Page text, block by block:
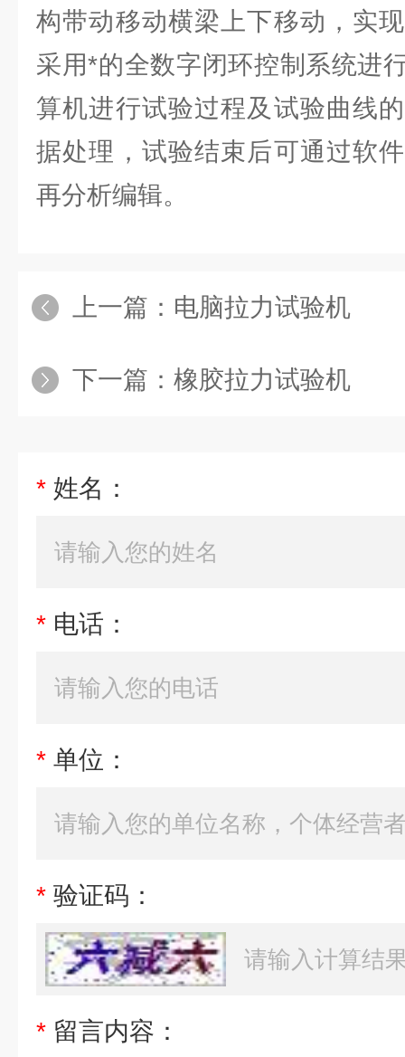
构带动移动横梁上下移动，实
采用*的全数字闭环控制系统进
算机进行试验过程及试验曲线
据处理，试验结束后可通过软
再分析编辑。
上一篇： 电脑拉力试验机
下一篇： 橡胶拉力试验机
* 姓名：
* 电话：
* 单位：
* 验证码：
* 留言内容：